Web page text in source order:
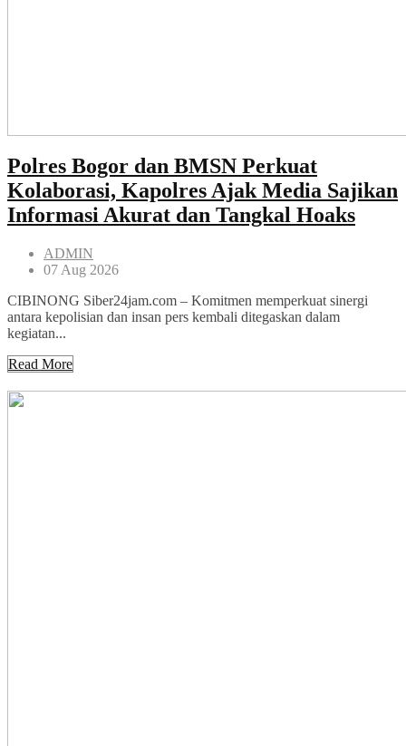
Polres Bogor dan BMSN Perkuat
Kolaborasi, Kapolres Ajak Media Sajikan
Informasi Akurat dan Tangkal Hoaks
ADMIN
07 Aug 2026
CIBINONG Siber24jam.com – Komitmen memperkuat sinergi
antara kepolisian dan insan pers kembali ditegaskan dalam
kegiatan...
Read More